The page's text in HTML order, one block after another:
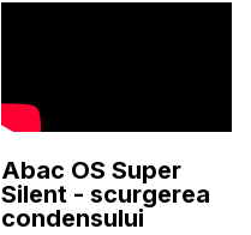
Abac OS Super
Silent - scurgerea
condensului